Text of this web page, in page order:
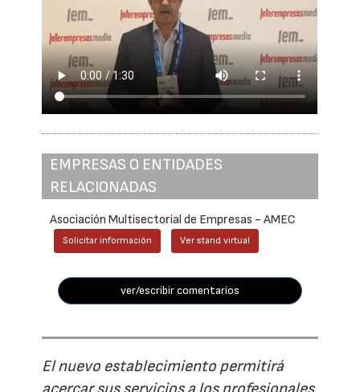
EMPRESAS O ENTIDADES
RELACIONADAS
Asociación Multisectorial de Empresas - AMEC
Solicitar información Ver stand virtual
ver/escribir comentarios
El nuevo establecimiento permitirá